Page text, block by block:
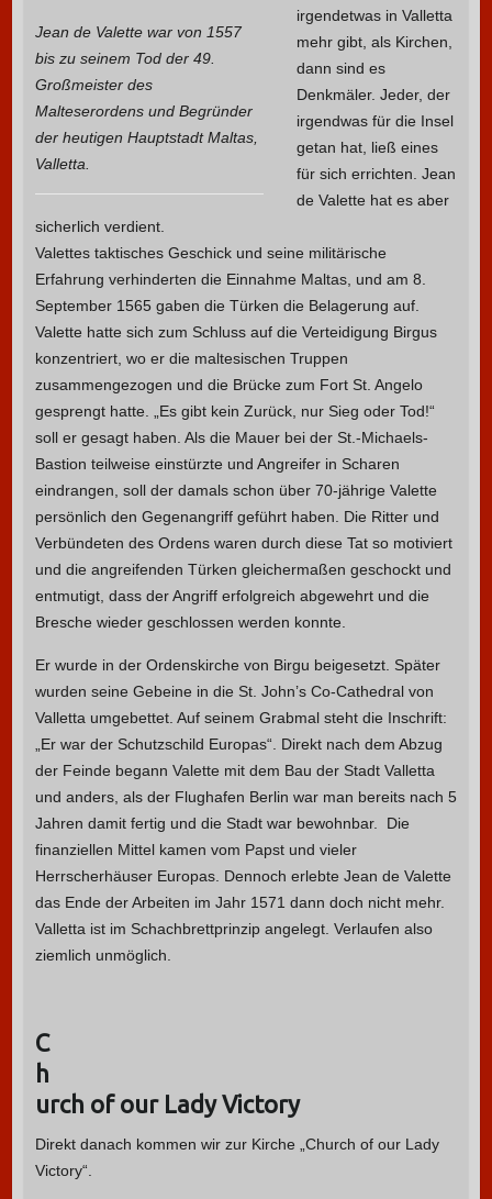
Jean de Valette war von 1557
bis zu seinem Tod der 49.
Großmeister des
Malteserordens und Begründer
der heutigen Hauptstadt Maltas,
Valletta.
irgendetwas in Valletta
mehr gibt, als Kirchen,
dann sind es
Denkmäler. Jeder, der
irgendwas für die Insel
getan hat, ließ eines
für sich errichten. Jean
de Valette hat es aber
sicherlich verdient.
Valettes taktisches Geschick und seine militärische
Erfahrung verhinderten die Einnahme Maltas, und am 8.
September 1565 gaben die Türken die Belagerung auf.
Valette hatte sich zum Schluss auf die Verteidigung Birgus
konzentriert, wo er die maltesischen Truppen
zusammengezogen und die Brücke zum Fort St. Angelo
gesprengt hatte. „Es gibt kein Zurück, nur Sieg oder Tod!“
soll er gesagt haben. Als die Mauer bei der St.-Michaels-
Bastion teilweise einstürzte und Angreifer in Scharen
eindrangen, soll der damals schon über 70-jährige Valette
persönlich den Gegenangriff geführt haben. Die Ritter und
Verbündeten des Ordens waren durch diese Tat so motiviert
und die angreifenden Türken gleichermaßen geschockt und
entmutigt, dass der Angriff erfolgreich abgewehrt und die
Bresche wieder geschlossen werden konnte.
Er wurde in der Ordenskirche von Birgu beigesetzt. Später
wurden seine Gebeine in die St. John’s Co-Cathedral von
Valletta umgebettet. Auf seinem Grabmal steht die Inschrift:
„Er war der Schutzschild Europas“. Direkt nach dem Abzug
der Feinde begann Valette mit dem Bau der Stadt Valletta
und anders, als der Flughafen Berlin war man bereits nach 5
Jahren damit fertig und die Stadt war bewohnbar. Die
finanziellen Mittel kamen vom Papst und vieler
Herrscherhäuser Europas. Dennoch erlebte Jean de Valette
das Ende der Arbeiten im Jahr 1571 dann doch nicht mehr.
Valletta ist im Schachbrettprinzip angelegt. Verlaufen also
ziemlich unmöglich.
C
h
urch of our Lady Victory
Direkt danach kommen wir zur Kirche „Church of our Lady
Victory“.